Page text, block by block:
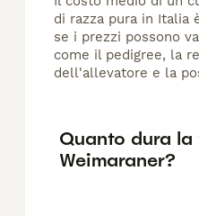
di razza pura in Italia
se i prezzi possono
come il pedigree, la
dell'allevatore e la
Quanto dura
Weimaraner?